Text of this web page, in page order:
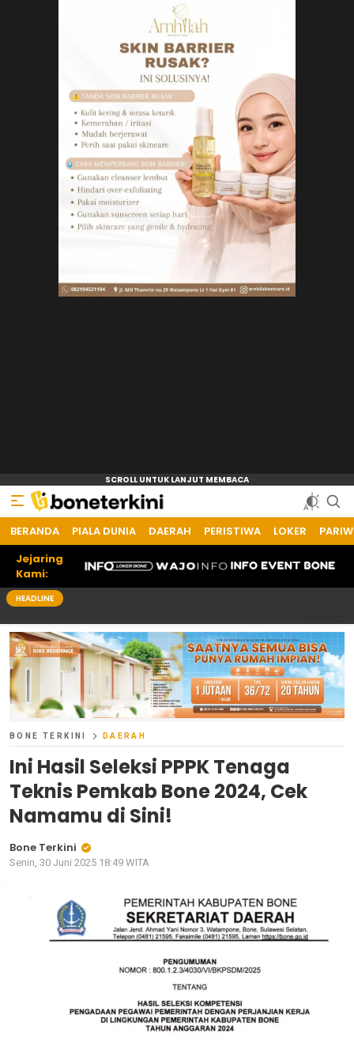
BERANDA PIALA DUNIA DAERAH PERISTIWA LOKER
Jejaring
Kami:
HEADLINE
BONE TERKINI DAERAH
Ini Hasil Seleksi PPPK Tenaga
Teknis Pemkab Bone 2024, Cek
Namamu di Sini!
Bone Terkini
Senin, 30 Juni 2025 18:49 WITA